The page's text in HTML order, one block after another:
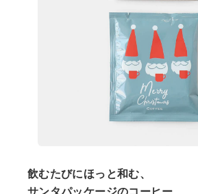
飲むたびにほっと和む、